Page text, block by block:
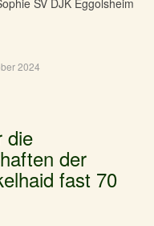
2024
die
der
fast 70